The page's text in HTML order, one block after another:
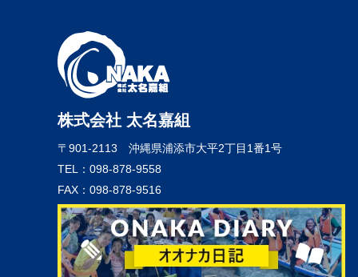
株式会社 太名嘉組
〒901-2113 沖縄県浦添市大平2丁目1番1号
TEL：098-878-9558
FAX：098-878-9516